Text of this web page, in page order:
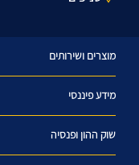
מוצרים ושירותים
מידע פיננסי
שוק ההון ופנסיה